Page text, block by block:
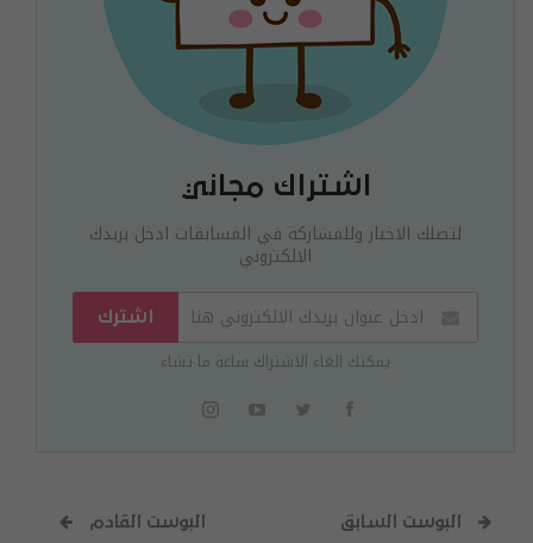
اشتراك مجاني
لتصلك الاخبار وللمشاركة في المسابقات ادخل بريدك
الالكتروني
اشترك
يمكنك الغاء الاشتراك ساعة ما تشاء
البوست السابق البوست القادم